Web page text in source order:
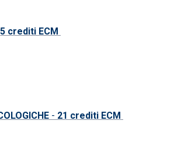
crediti ECM
- 21 crediti ECM